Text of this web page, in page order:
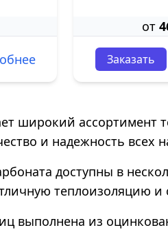
от
Заказать
широкий ассортимент
и надежность всех
доступны в
теплоизоляцию
выполнена из